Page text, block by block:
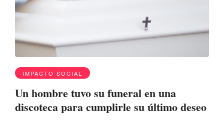
IMPACTO SOCIAL
Un hombre tuvo su funeral en una
discoteca para cumplirle su último deseo